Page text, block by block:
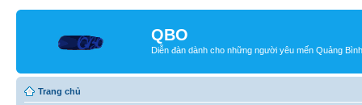
QBO
Diễn đàn dành cho những người yêu mến Quảng Bình
Trang chủ